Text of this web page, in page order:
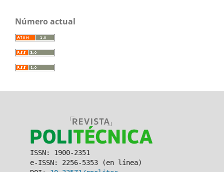
Número actual
ISSN: 1900-2351
e-ISSN: 2256-5353 (en línea)